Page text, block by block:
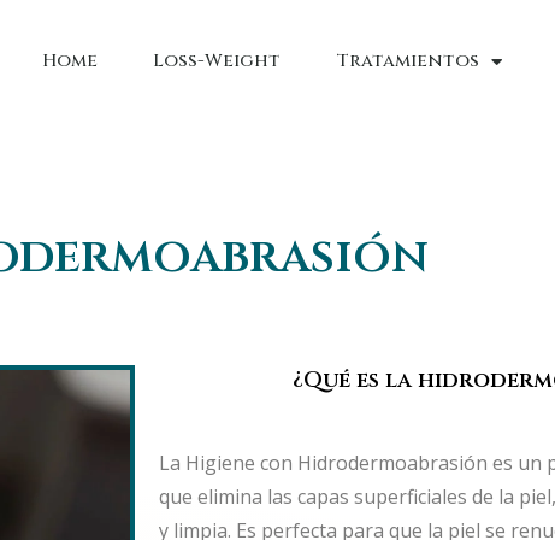
Home Loss-Weight Tratamientos
¿Qué es la
La Higiene con Hidrodermoabrasión es un
que elimina las capas superficiales de la
y limpia. Es perfecta para que la piel se